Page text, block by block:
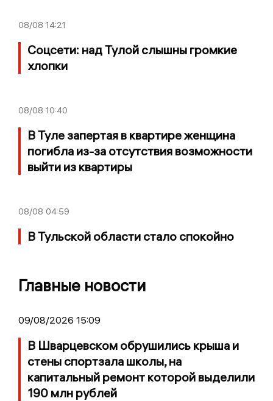
08/08 14:21
Соцсети: над Тулой слышны громкие
хлопки
08/08 10:40
В Туле запертая в квартире женщина
погибла из-за отсутствия возможности
выйти из квартиры
08/08 04:59
В Тульской области стало спокойно
Главные новости
09/08/2026 15:09
В Шварцевском обрушились крыша и
стены спортзала школы, на
капитальный ремонт которой выделили
190 млн рублей